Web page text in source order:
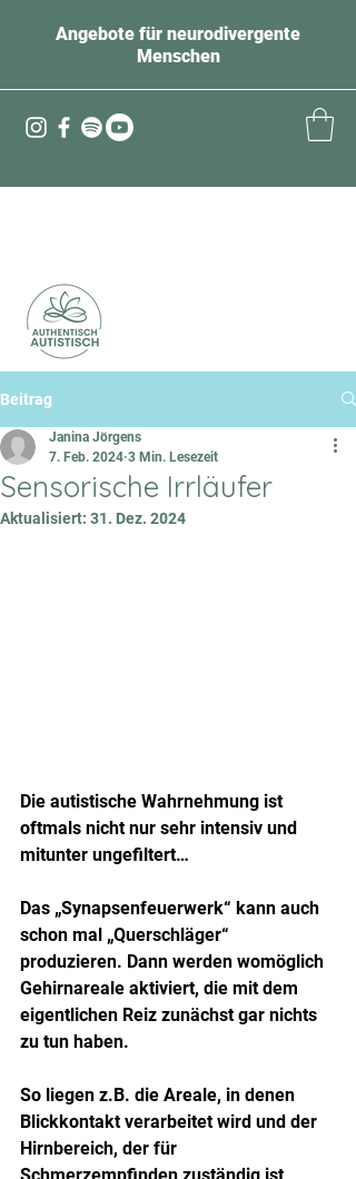
Angebote für neurodivergente
Menschen
Beitrag
Sensorische Irrläufer
Janina Jörgens
7. Feb. 2024 3 Min. Lesezeit
Aktualisiert: 31. Dez. 2024
Die autistische Wahrnehmung ist
oftmals nicht nur sehr intensiv und
mitunter ungefiltert…
Das „Synapsenfeuerwerk“ kann auch
schon mal „Querschläger“
produzieren. Dann werden womöglich
Gehirnareale aktiviert, die mit dem
eigentlichen Reiz zunächst gar nichts
zu tun haben.
So liegen z.B. die Areale, in denen
Blickkontakt verarbeitet wird und der
Hirnbereich, der für
Schmerzempfinden zuständig ist,